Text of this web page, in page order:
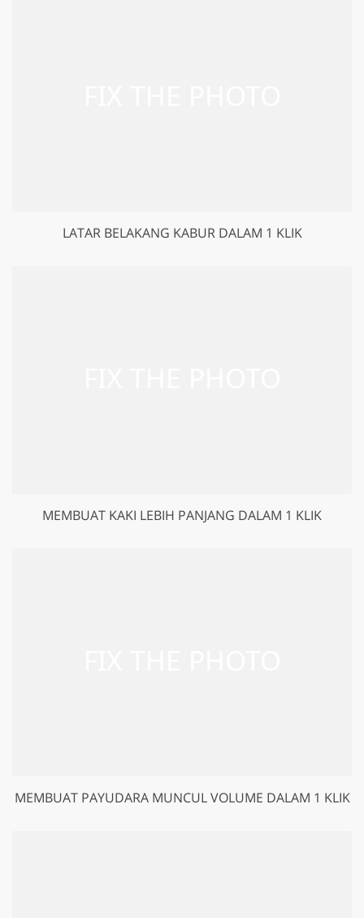
LATAR BELAKANG KABUR DALAM 1 KLIK
MEMBUAT KAKI LEBIH PANJANG DALAM 1 KLIK
MEMBUAT PAYUDARA MUNCUL VOLUME DALAM 1 KLIK